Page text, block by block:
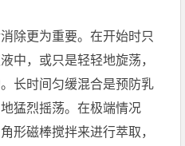
除更为重要。在开始时只
中，或只是轻轻地旋荡，
长时间匀缓混合是预防乳
猛烈摇荡。在极端情况
形磁棒搅拌来进行萃取，